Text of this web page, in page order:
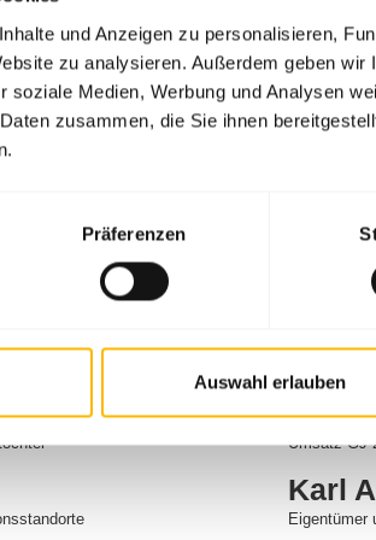
und Anzeigen zu personalisieren,
zu analysieren. Außerdem geben
soziale Medien, Werbung und Analysen
zusammen, die Sie ihnen
Präferenzen
Auswahl erlauben
€ 244
Umsatz GJ
Karl
Eigentümer